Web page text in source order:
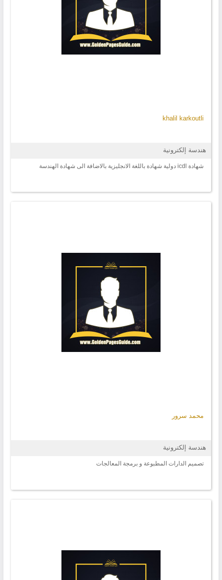
khalil karkoutli
هندسة إلكترونية
شهادة icdl دولية شهادة باللغة الانجليزية بالاضافة الى شهادة الهندسة
محمد سرور
هندسة إلكترونية
تصميم الدارات المطبوعة و برمجة المعالجات